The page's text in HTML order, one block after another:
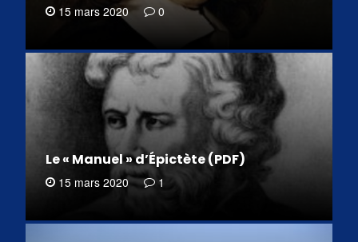
15 mars 2020 0
Le « Manuel » d’Épictète (PDF)
15 mars 2020 1